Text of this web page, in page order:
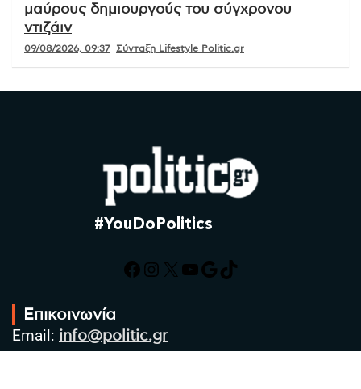
μαύρους δημιουργούς του σύγχρονου
ντιζάιν
09/08/2026, 09:37 Σύνταξη Lifestyle Politic.gr
#YouDoPolitics
Facebook
Instagram
X YouTube
Google
TikTok
Επικοινωνία
Email: info@politic.gr
Τηλ: